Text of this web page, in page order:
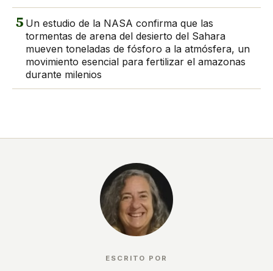
5 Un estudio de la NASA confirma que las
tormentas de arena del desierto del Sahara
mueven toneladas de fósforo a la atmósfera, un
movimiento esencial para fertilizar el amazonas
durante milenios
ESCRITO POR